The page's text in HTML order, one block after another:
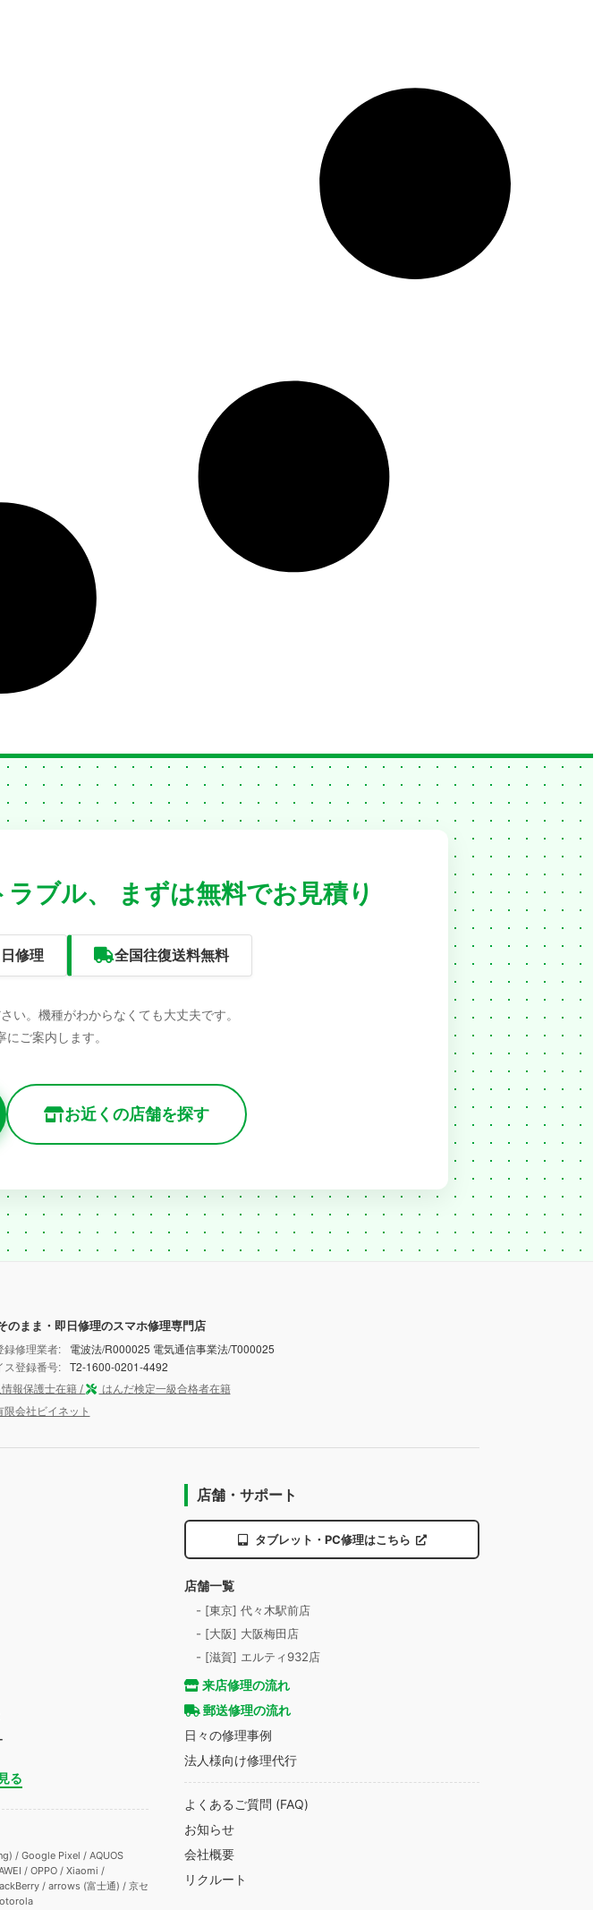
ブル、 まずは無料でお見積り
修理 全国往復送料無料
い。機種がわからなくても大丈夫です。
ご案内します。
お近くの店舗を探す
のまま・即日修理のスマホ修理専門店
録修理業者:
電波法/R000025 電気通信事業法/T000025
ス登録番号:
T2-1600-0201-4492
報保護士在籍 /
はんだ検定一級合格者在籍
限会社ビイネット
る
/ Google Pixel / AQUOS
/ OPPO / Xiaomi /
/ arrows (富士通) / 京セ
店舗・サポート
タブレット・PC修理はこちら
店舗一覧
- [東京] 代々木駅前店
- [大阪] 大阪梅田店
- [滋賀] エルティ932店
来店修理の流れ
郵送修理の流れ
日々の修理事例
法人様向け修理代行
よくあるご質問 (FAQ)
お知らせ
会社概要
リクルート